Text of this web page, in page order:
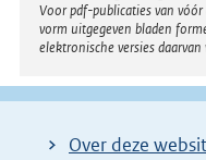
Voor pdf-publicaties van
vorm uitgegeven bladen
elektronische versies
Over deze